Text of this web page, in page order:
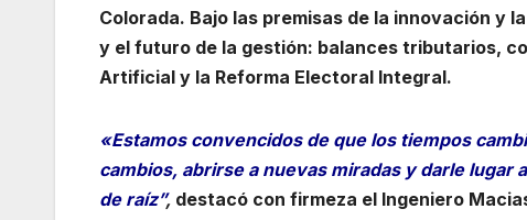
Colorada. Bajo las premisas de la innovación y
y el futuro de la gestión: balances tributarios,
Artificial y la Reforma Electoral Integral.
«Estamos convencidos de que los tiempos
cambios, abrirse a nuevas miradas y darle
de raíz”, destacó con firmeza el Ingeniero